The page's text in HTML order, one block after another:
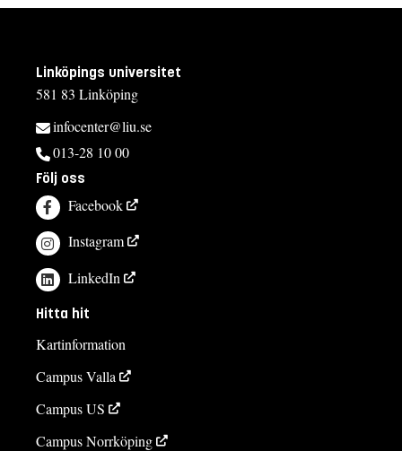
Linköpings universitet
581 83 Linköping
infocenter@liu.se
013-28 10 00
Följ oss
Facebook
Instagram
LinkedIn
Hitta hit
Kartinformation
Campus Valla
Campus US
Campus Norrköping